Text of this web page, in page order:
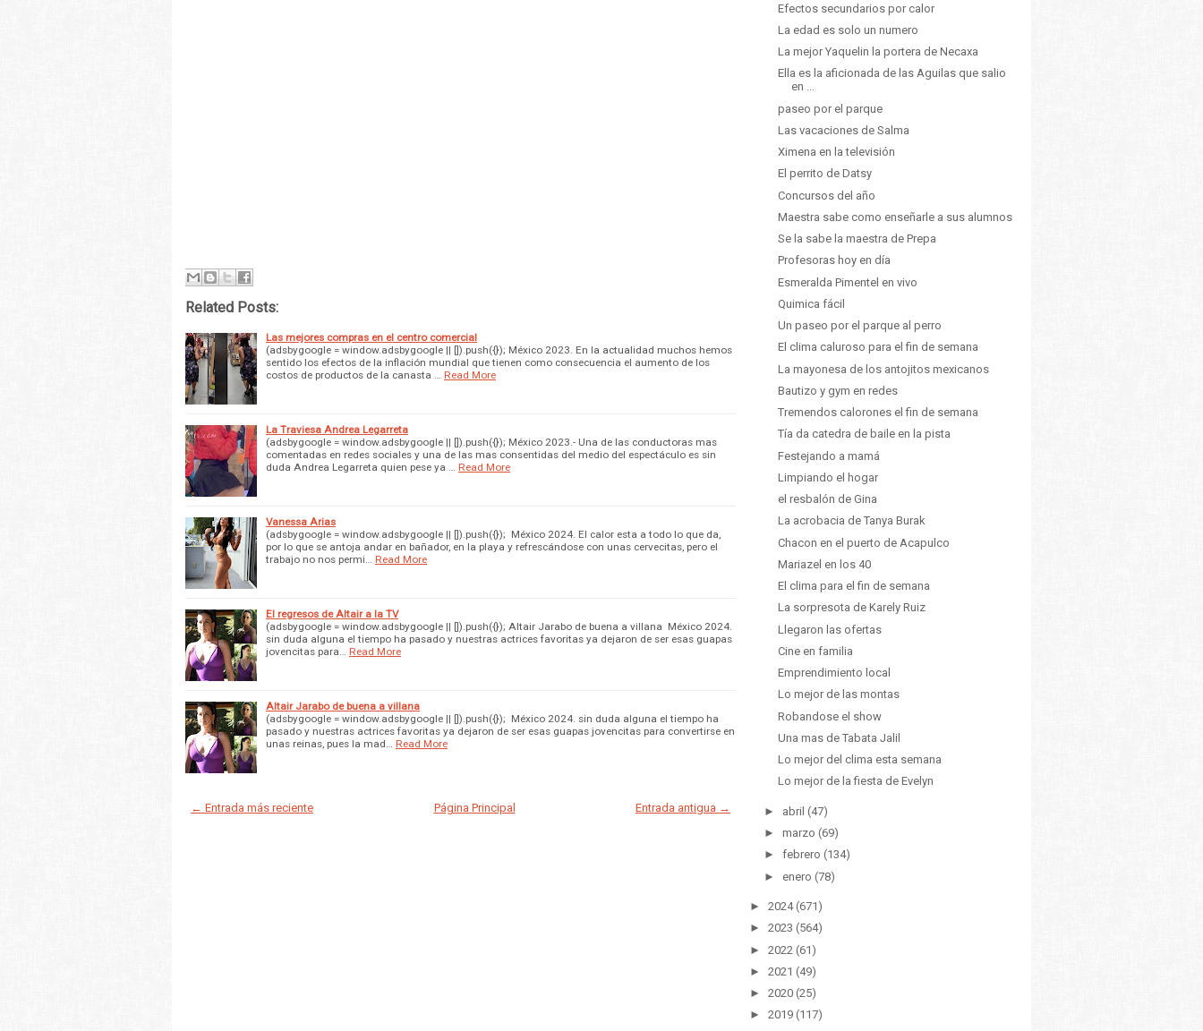
Related Posts:
Las mejores compras en el centro comercial
(adsbygoogle = window.adsbygoogle || []).push({}); México 2023. En la actualidad muchos hemos
sentido los efectos de la inflación mundial que tienen como consecuencia el aumento de los
costos de productos de la canasta … Read More
La Traviesa Andrea Legarreta
(adsbygoogle = window.adsbygoogle || []).push({}); México 2023.- Una de las conductoras mas
comentadas en redes sociales y una de las mas consentidas del medio del espectáculo es sin
duda Andrea Legarreta quien pese ya … Read More
Vanessa Arias
(adsbygoogle = window.adsbygoogle || []).push({}); México 2024. El calor esta a todo lo que da,
por lo que se antoja andar en bañador, en la playa y refrescándose con unas cervecitas, pero el
trabajo no nos permi… Read More
El regresos de Altair a la TV
(adsbygoogle = window.adsbygoogle || []).push({}); Altair Jarabo de buena a villana México 2024.
sin duda alguna el tiempo ha pasado y nuestras actrices favoritas ya dejaron de ser esas guapas
jovencitas para… Read More
Altair Jarabo de buena a villana
(adsbygoogle = window.adsbygoogle || []).push({}); México 2024. sin duda alguna el tiempo ha
pasado y nuestras actrices favoritas ya dejaron de ser esas guapas jovencitas para convertirse en
unas reinas, pues la mad… Read More
← Entrada más reciente Entrada antigua →
Página Principal
Efectos secundarios por calor
La edad es solo un numero
La mejor Yaquelin la portera de Necaxa
Ella es la aficionada de las Aguilas que salio
en ...
paseo por el parque
Las vacaciones de Salma
Ximena en la televisión
El perrito de Datsy
Concursos del año
Maestra sabe como enseñarle a sus alumnos
Se la sabe la maestra de Prepa
Profesoras hoy en día
Esmeralda Pimentel en vivo
Quimica fácil
Un paseo por el parque al perro
El clima caluroso para el fin de semana
La mayonesa de los antojitos mexicanos
Bautizo y gym en redes
Tremendos calorones el fin de semana
Tía da catedra de baile en la pista
Festejando a mamá
Limpiando el hogar
el resbalón de Gina
La acrobacia de Tanya Burak
Chacon en el puerto de Acapulco
Mariazel en los 40
El clima para el fin de semana
La sorpresota de Karely Ruiz
Llegaron las ofertas
Cine en familia
Emprendimiento local
Lo mejor de las montas
Robandose el show
Una mas de Tabata Jalil
Lo mejor del clima esta semana
Lo mejor de la fiesta de Evelyn
► abril (47)
► marzo (69)
► febrero (134)
► enero (78)
► 2024 (671)
► 2023 (564)
► 2022 (61)
► 2021 (49)
► 2020 (25)
► 2019 (117)